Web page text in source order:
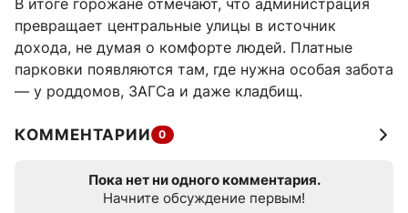
превращает центральные улицы в источник
дохода, не думая о комфорте людей. Платные
парковки появляются там, где нужна особая забота
— у роддомов, ЗАГСа и даже кладбищ.
КОММЕНТАРИИ 0
Пока нет ни одного комментария.
Начните обсуждение первым!